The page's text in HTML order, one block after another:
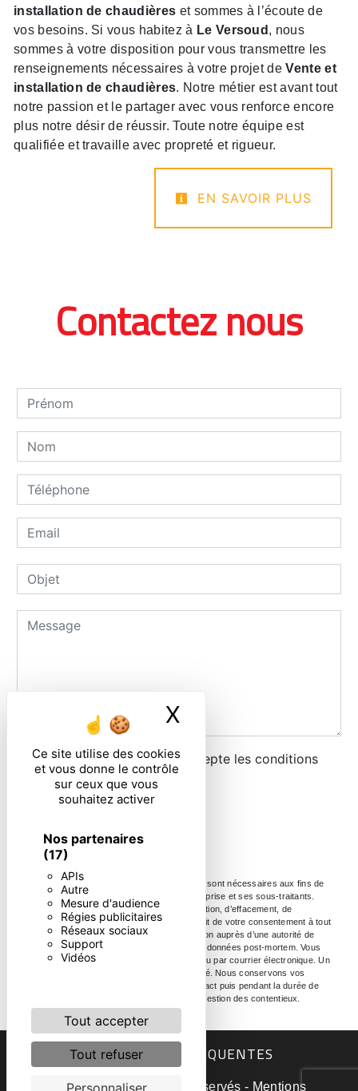
Ce site utilise des cookies
et vous donne le contrôle
sur ceux que vous
souhaitez activer
Nos partenaires
(17)
APIs
Autre
Mesure d'audience
Régies publicitaires
Réseaux sociaux
Support
Vidéos
Tout accepter
Tout refuser
Personnaliser
X
installation de chaudières et sommes à l’écoute de
vos besoins. Si vous habitez à Le Versoud , nous
sommes à votre disposition pour vous transmettre les
renseignements nécessaires à votre projet deVente et
installation de chaudières. Notre métier est avant tout
notre passion et le partager avec vous renforce encore
plus notre désir de réussir. Toute notre équipe est
qualifiée et travaille avec propreté et rigueur.
EN SAVOIR PLUS
Contactez nous
En cochant cette case, j'accepte les conditions
particulières ci-dessous **
** Les données personnelles communiquées sont nécessaires aux fins de
vous contacter. Elles sont destinées à l'entreprise et ses sous-traitants.
Vous disposez de droits d’accès, de rectification, d’effacement, de
portabilité, de limitation, d’opposition, de retrait de votre consentement à tout
moment et du droit d’introduire une réclamation auprès d’une autorité de
contrôle, ainsi que d’organiser le sort de vos données post-mortem. Vous
pouvez exercer ces droits par voie postale ou par courrier électronique. Un
justificatif d'identité pourra vous être demandé. Nous conservons vos
données pendant la période de prise de contact puis pendant la durée de
prescription légale aux fins probatoire et de gestion des contentieux.
RECHERCHES FRÉQUENTES
Vistalid- 2026 - Tous droits réservés - Mentions